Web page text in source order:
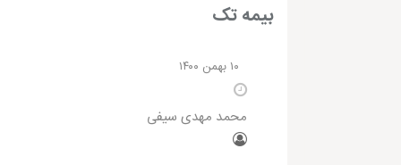
بیمه تک
۱۰ بهمن ۱۴۰۰
محمد مهدی سیفی